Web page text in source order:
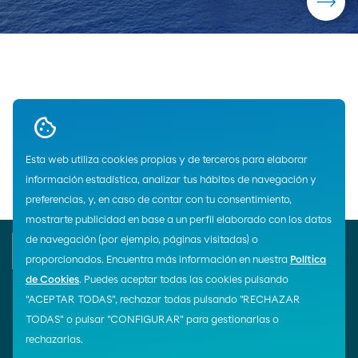
Esta web utiliza cookies propias y de terceros para elaborar
información estadística, analizar tus hábitos de navegación y
preferencias, y, en caso de contar con tu consentimiento,
mostrarte publicidad en base a un perfil elaborado con los datos
de navegación (por ejemplo, páginas visitadas) o
proporcionados. Encuentra más información en nuestra Política
de Cookies. Puedes aceptar todas las cookies pulsando
"ACEPTAR TODAS", rechazar todas pulsando "RECHAZAR
TODAS" o pulsar "CONFIGURAR" para gestionarlas o
rechazarlas.
Home Productos Militares
E-mail
¡Siguenos!